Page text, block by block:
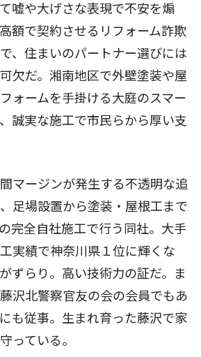
嘘や大げさな表現で不安を煽
額で契約させるリフォーム詐欺
、住まいのパートナー選びには
欠だ。湘南地区で外壁塗装や屋
ォームを手掛ける大庭のスマー
誠実な施工で市民らから厚い支
マージンが発生する不透明な追
足場設置から塗装・屋根工まで
完全自社施工で行う同社。大手
実績で神奈川県１位に輝くな
ずらり。高い技術力の証だ。ま
沢北警察官友の会の会員でもあ
も従事。生まれ育った藤沢で家
っている。